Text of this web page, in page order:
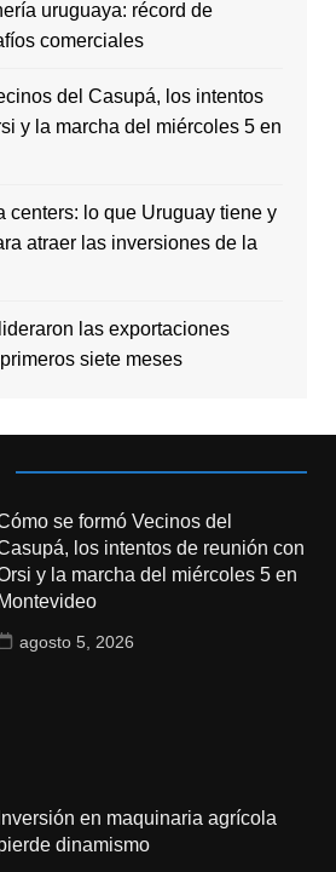
uruguaya: récord de
comerciales
del Casupá, los intentos
y la marcha del miércoles 5 en
centers: lo que Uruguay tiene y
atraer las inversiones de la
las exportaciones
siete meses
se formó Vecinos del
los intentos de reunión con
y la marcha del miércoles 5 en
Montevideo
agosto 5, 2026
Inversión en maquinaria agrícola
dinamismo